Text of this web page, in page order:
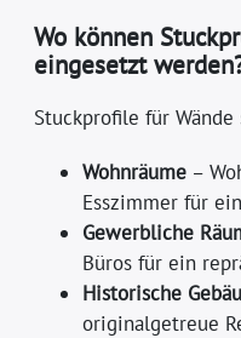
Wo können
eingesetzt
Stuckprofile für
Wohnräume –
Esszimmer für
Gewerbliche
Büros für ein
Historische
originalgetreue